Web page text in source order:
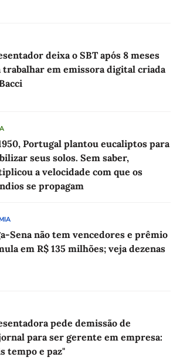
deixa o SBT após 8 meses
trabalhar em emissora digital criada
Portugal plantou eucaliptos para
seus solos. Sem saber,
a velocidade com que os
se propagam
Sena não tem vencedores e prêmio
em R$ 135 milhões; veja dezenas
pede demissão de
para ser gerente em empresa:
tempo e paz"